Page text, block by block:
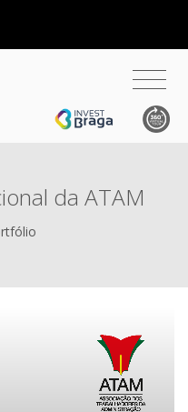
da ATAM